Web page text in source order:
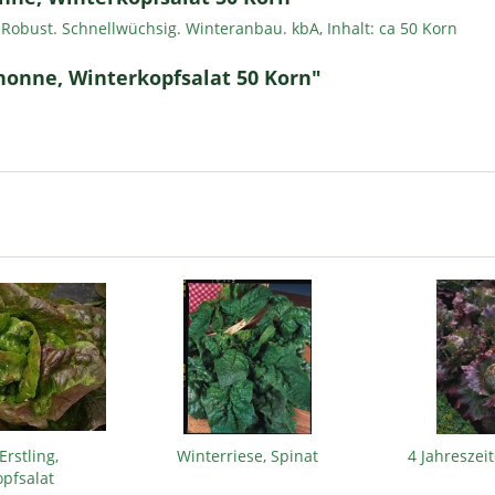
Schnellwüchsig. Winteranbau. kbA, Inhalt: ca 50 Korn
Winterkopfsalat 50 Korn"
Winterriese, Spinat 4